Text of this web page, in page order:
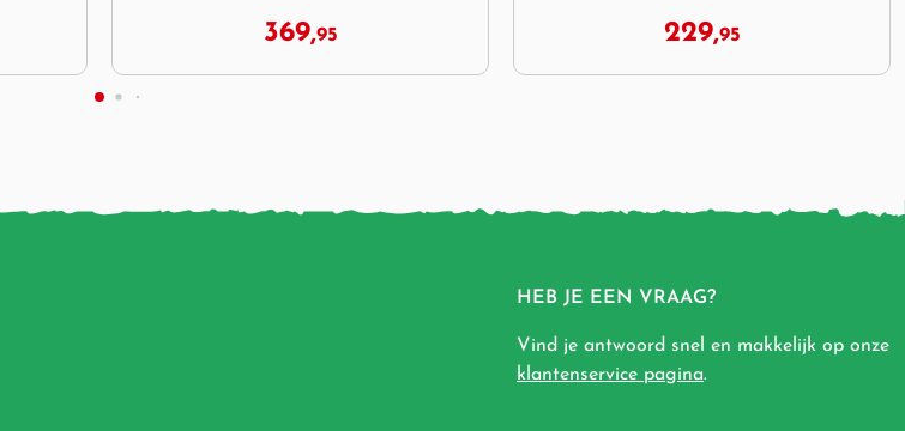
229,95 99,95
HEB JE EEN VRAAG?
Vind je antwoord snel en makkelijk op onze
klantenservice pagina.